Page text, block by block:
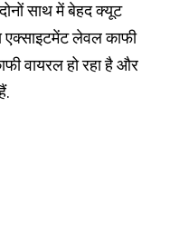
साथ में बेहद क्यूट
लेवल काफी
वायरल हो रहा है और